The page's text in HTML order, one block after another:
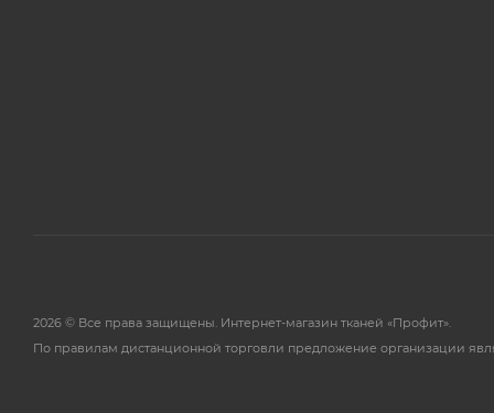
2026 © Все права защищены. Интернет-магазин тканей «Профит».
По правилам дистанционной торговли предложение организации